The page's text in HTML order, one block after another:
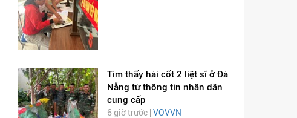
Tìm thấy hài cốt 2 liệt sĩ ở Đà
Nẵng từ thông tin nhân dân
cung cấp
6 giờ trước | VOVVN